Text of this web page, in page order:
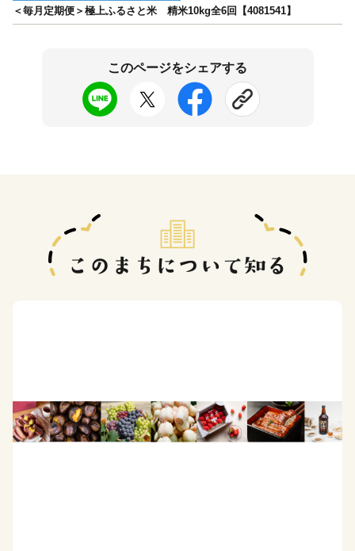
＜毎月定期便＞極上ふるさと米 精米10kg全6回【4081541】
このページをシェアする